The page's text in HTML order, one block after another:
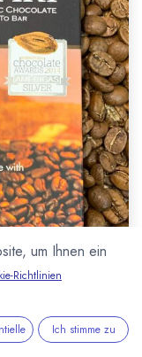
um Ihnen ein
Richtlinien
Ich stimme zu